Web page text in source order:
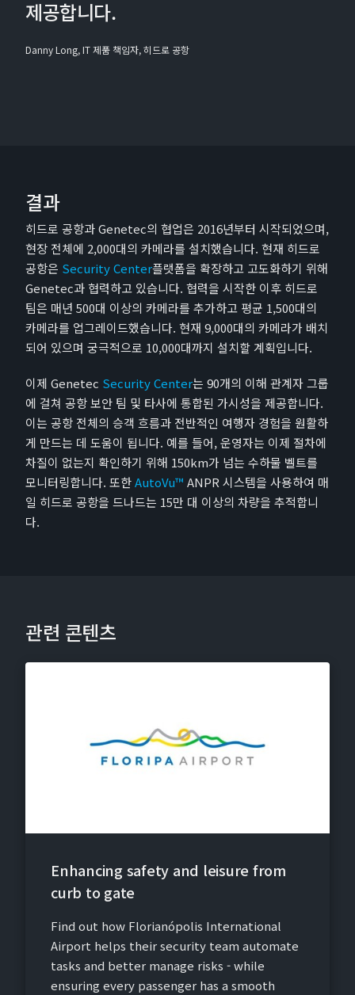
제공합니다.
Danny Long, IT 제품 책임자, 히드로 공항
결과
히드로 공항과 Genetec의 협업은 2016년부터 시작되었으며,
현장 전체에 2,000대의 카메라를 설치했습니다. 현재 히드로
공항은 Security Center플랫폼을 확장하고 고도화하기 위해
Genetec과 협력하고 있습니다. 협력을 시작한 이후 히드로
팀은 매년 500대 이상의 카메라를 추가하고 평균 1,500대의
카메라를 업그레이드했습니다. 현재 9,000대의 카메라가 배치
되어 있으며 궁극적으로 10,000대까지 설치할 계획입니다.
이제 Genetec Security Center는 90개의 이해 관계자 그룹
에 걸쳐 공항 보안 팀 및 타사에 통합된 가시성을 제공합니다.
이는 공항 전체의 승객 흐름과 전반적인 여행자 경험을 원활하
게 만드는 데 도움이 됩니다. 예를 들어, 운영자는 이제 절차에
차질이 없는지 확인하기 위해 150km가 넘는 수하물 벨트를
모니터링합니다. 또한AutoVu™ ANPR 시스템을 사용하여 매
일 히드로 공항을 드나드는 15만 대 이상의 차량을 추적합니
다.
관련 콘텐츠
Enhancing safety and leisure from
curb to gate
Find out how Florianópolis International
Airport helps their security team automate
tasks and better manage risks - while
ensuring every passenger has a smooth